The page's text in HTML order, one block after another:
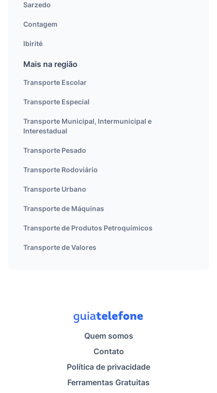
Sarzedo
Contagem
Ibirité
Mais na região
Transporte Escolar
Transporte Especial
Transporte Municipal, Intermunicipal e
Interestadual
Transporte Pesado
Transporte Rodoviário
Transporte Urbano
Transporte de Máquinas
Transporte de Produtos Petroquímicos
Transporte de Valores
Quem somos
Contato
Política de privacidade
Ferramentas Gratuitas